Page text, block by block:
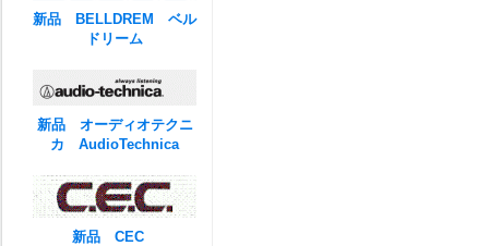
新品 BELLDREM ベル
ドリーム
新品 オーディオテクニ
カ AudioTechnica
新品 CEC